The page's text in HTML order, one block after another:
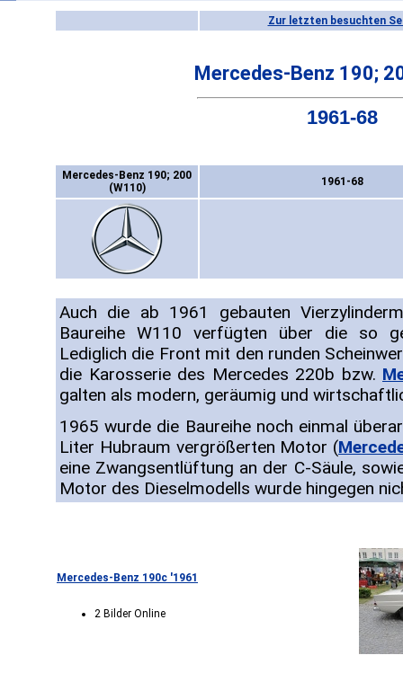
Zur letzten besuchten
Mercedes-Benz 190;
1961-68
Mercedes-Benz 190; 200
(W110)
1961-68
Auch die ab 1961 gebauten
Baureihe W110 verfügten über die so
Lediglich die Front mit den runden
die Karosserie des Mercedes 220b bzw.
galten als modern, geräumig und
1965 wurde die Baureihe noch einmal
Liter Hubraum vergrößerten Motor (
eine Zwangsentlüftung an der C-Säule,
Motor des Dieselmodells wurde hingegen
Mercedes-Benz 190c '1961
2 Bilder Online